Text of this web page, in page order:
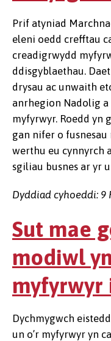
Prif atyniad
eleni oedd crefftau
creadigrwydd
ddisgyblaethau.
drysau ac unwaith
anrhegion Nadolig
myfyrwyr. Roedd yn
gan nifer o
werthu eu cynnyrch
sgiliau busnes ar yr
Dyddiad cyhoeddi: 9
Sut mae
modiwl
myfyrwyr
Dychmygwch
un o’r myfyrwyr yn